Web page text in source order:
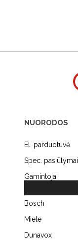
NUORODOS
El. parduotuvė
Spec. pasiūlymai
Gamintojai
Bosch
Miele
Dunavox